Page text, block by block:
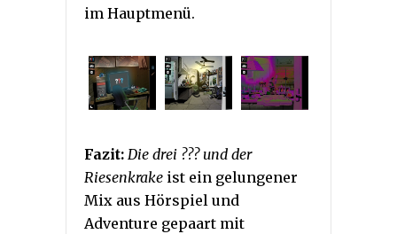
im Hauptmenü.
Fazit: Die drei ??? und der
Riesenkrake ist ein gelungener
Mix aus Hörspiel und
Adventure gepaart mit